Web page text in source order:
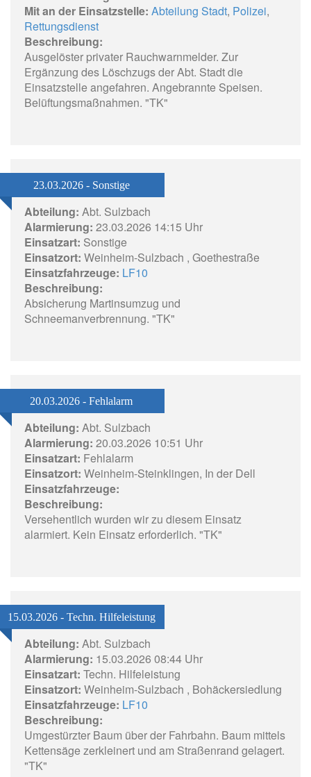
Mit an der Einsatzstelle: Abteilung Stadt, Polizei,
Rettungsdienst
Beschreibung:
Ausgelöster privater Rauchwarnmelder. Zur
Ergänzung des Löschzugs der Abt. Stadt die
Einsatzstelle angefahren. Angebrannte Speisen.
Belüftungsmaßnahmen. "TK"
23.03.2026 - Sonstige
Abteilung: Abt. Sulzbach
Alarmierung: 23.03.2026 14:15 Uhr
Einsatzart: Sonstige
Einsatzort: Weinheim-Sulzbach , Goethestraße
Einsatzfahrzeuge: LF10
Beschreibung:
Absicherung Martinsumzug und
Schneemanverbrennung. "TK"
20.03.2026 - Fehlalarm
Abteilung: Abt. Sulzbach
Alarmierung: 20.03.2026 10:51 Uhr
Einsatzart: Fehlalarm
Einsatzort: Weinheim-Steinklingen, In der Dell
Einsatzfahrzeuge:
Beschreibung:
Versehentlich wurden wir zu diesem Einsatz
alarmiert. Kein Einsatz erforderlich. "TK"
15.03.2026 - Techn. Hilfeleistung
Abteilung: Abt. Sulzbach
Alarmierung: 15.03.2026 08:44 Uhr
Einsatzart: Techn. Hilfeleistung
Einsatzort: Weinheim-Sulzbach , Bohäckersiedlung
Einsatzfahrzeuge: LF10
Beschreibung:
Umgestürzter Baum über der Fahrbahn. Baum mittels
Kettensäge zerkleinert und am Straßenrand gelagert.
"TK"